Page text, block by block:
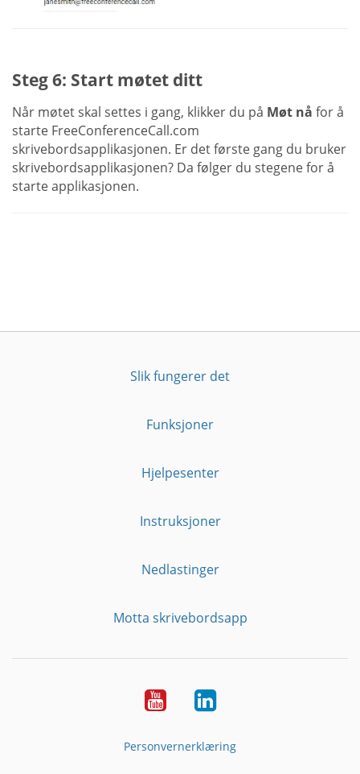
Steg 6: Start møtet ditt
Når møtet skal settes i gang, klikker du på Møt nå for å
starte FreeConferenceCall.com
skrivebordsapplikasjonen. Er det første gang du bruker
skrivebordsapplikasjonen? Da følger du stegene for å
starte applikasjonen.
Slik fungerer det
Funksjoner
Hjelpesenter
Instruksjoner
Nedlastinger
Motta skrivebordsapp
YouTubeLinkedin
Personvernerklæring